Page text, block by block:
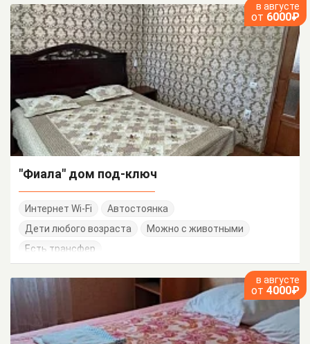
в августе
от 6000₽
"Фиала" дом под-ключ
Интернет Wi-Fi
Автостоянка
Дети любого возраста
Можно с животными
Есть трансфер
в августе
от 4000₽